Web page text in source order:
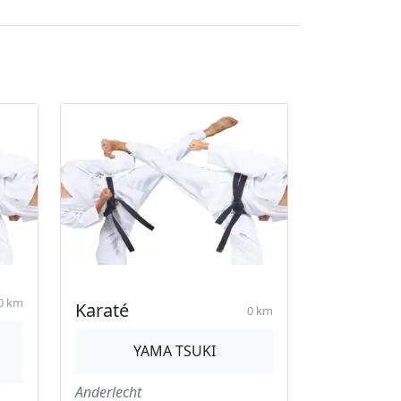
km Karaté 0 km
YAMA TSUKI
Anderlecht